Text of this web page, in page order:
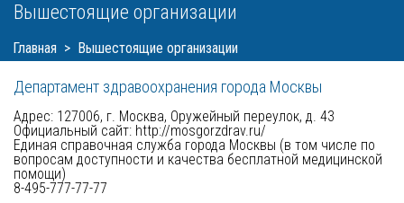
Вышестоящие организации
Главная >  Вышестоящие организации
Департамент здравоохранения города Москвы
Адрес: 127006, г. Москва, Оружейный переулок, д. 43
Официальный сайт: http://mosgorzdrav.ru/
Единая справочная служба города Москвы (в том числе по
вопросам доступности и качества бесплатной медицинской
помощи)
8-495-777-77-77